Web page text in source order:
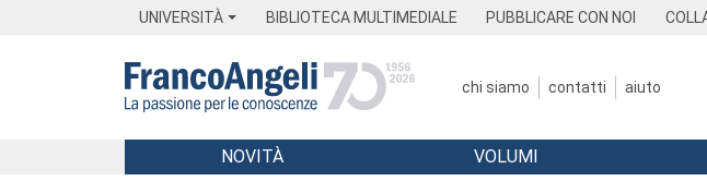
UNIVERSITÀ BIBLIOTECA MULTIMEDIALE PUBBLICARE CON NOI
chi siamo contatti aiuto
Menu
NOVITÀ VOLUMI